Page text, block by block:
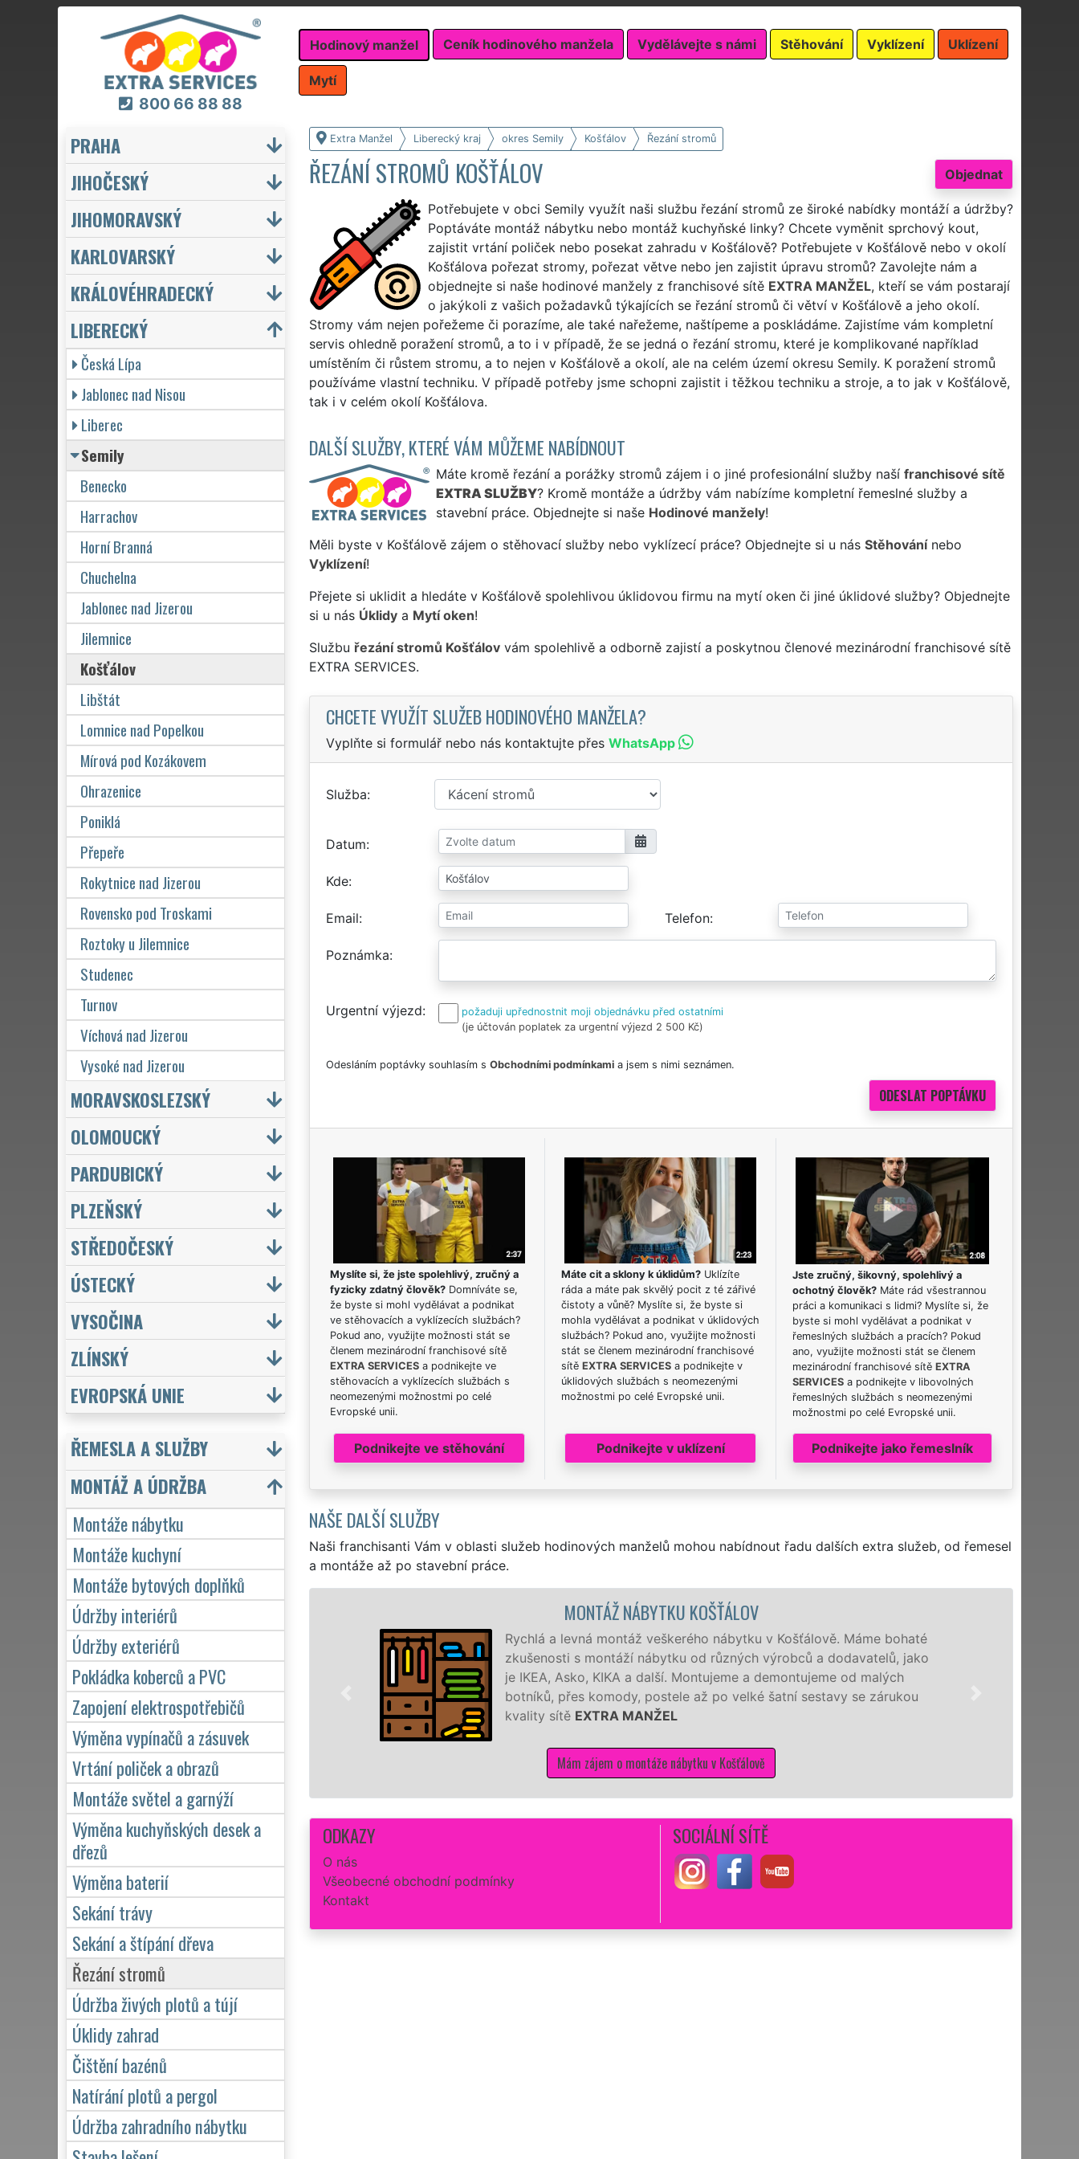
800 66 88 88
Hodinový manžel Ceník hodinového manžela Vydělávejte s námi Stěhování Vyklízení Uklízení
Mytí
Extra Manžel Liberecký kraj okres Semily Košťálov Řezání stromů
Objednat
ŘEZÁNÍ STROMŮ KOŠŤÁLOV
Potřebujete v obci Semily využít naši službu řezání stromů ze široké nabídky montáží a údržby?
Poptáváte montáž nábytku nebo montáž kuchyňské linky? Chcete vyměnit sprchový kout,
zajistit vrtání poliček nebo posekat zahradu v Košťálově? Potřebujete v Košťálově nebo v okolí
Košťálova pořezat stromy, pořezat větve nebo jen zajistit úpravu stromů? Zavolejte nám a
objednejte si naše hodinové manžely z franchisové sítě EXTRA MANŽEL, kteří se vám postarají
o jakýkoli z vašich požadavků týkajících se řezání stromů či větví v Košťálově a jeho okolí.
Stromy vám nejen pořežeme či porazíme, ale také nařežeme, naštípeme a poskládáme. Zajistíme vám kompletní
servis ohledně poražení stromů, a to i v případě, že se jedná o řezání stromu, které je komplikované například
umístěním či růstem stromu, a to nejen v Košťálově a okolí, ale na celém území okresu Semily. K poražení stromů
používáme vlastní techniku. V případě potřeby jsme schopni zajistit i těžkou techniku a stroje, a to jak v Košťálově,
tak i v celém okolí Košťálova.
DALŠÍ SLUŽBY, KTERÉ VÁM MŮŽEME NABÍDNOUT
Máte kromě řezání a porážky stromů zájem i o jiné profesionální služby naší franchisové sítě
EXTRA SLUŽBY? Kromě montáže a údržby vám nabízíme kompletní řemeslné služby a
stavební práce. Objednejte si naše Hodinové manžely!
Měli byste v Košťálově zájem o stěhovací služby nebo vyklízecí práce? Objednejte si u nás Stěhovánínebo
Vyklízení!
Přejete si uklidit a hledáte v Košťálově spolehlivou úklidovou firmu na mytí oken či jiné úklidové služby? Objednejte
si u nás Úklidya Mytí oken!
Službu řezání stromů Košťálovvám spolehlivě a odborně zajistí a poskytnou členové mezinárodní franchisové sítě
EXTRA SERVICES.
CHCETE VYUŽÍT SLUŽEB HODINOVÉHO MANŽELA?
Vyplňte si formulář nebo nás kontaktujte přes WhatsApp
Služba
Datum
Kde
Email Telefon
Poznámka
Urgentní výjezd
požaduji upřednostnit moji objednávku před ostatními
(je účtován poplatek za urgentní výjezd 2 500 Kč)
Odesláním poptávky souhlasím s Obchodními podmínkamia jsem s nimi seznámen.
Myslíte si, že jste spolehlivý, zručný a
fyzicky zdatný člověk?Domníváte se,
že byste si mohl vydělávat a podnikat
ve stěhovacích a vyklízecích službách?
Pokud ano, využijte možnosti stát se
členem mezinárodní franchisové sítě
EXTRA SERVICESa podnikejte ve
stěhovacích a vyklízecích službách s
neomezenými možnostmi po celé
Evropské unii.
Podnikejte ve stěhování
Máte cit a sklony k úklidům?Uklízíte
ráda a máte pak skvělý pocit z té zářivé
čistoty a vůně? Myslíte si, že byste si
mohla vydělávat a podnikat v úklidových
službách? Pokud ano, využijte možnosti
stát se členem mezinárodní franchisové
sítě EXTRA SERVICESa podnikejte v
úklidových službách s neomezenými
možnostmi po celé Evropské unii.
Podnikejte v uklízení
Jste zručný, šikovný, spolehlivý a
ochotný člověk? Máte rád všestrannou
práci a komunikaci s lidmi? Myslíte si, že
byste si mohl vydělávat a podnikat v
řemeslných službách a pracích? Pokud
ano, využijte možnosti stát se členem
mezinárodní franchisové sítěEXTRA
SERVICES a podnikejte v libovolných
řemeslných službách s neomezenými
možnostmi po celé Evropské unii.
Podnikejte jako řemeslník
NAŠE DALŠÍ SLUŽBY
Naši franchisanti Vám v oblasti služeb hodinových manželů mohou nabídnout řadu dalších extra služeb, od řemesel
a montáže až po stavební práce.
MONTÁŽ NÁBYTKU KOŠŤÁLOV
Rychlá a levná montáž veškerého nábytku v Košťálově. Máme bohaté
zkušenosti s montáží nábytku od různých výrobců a dodavatelů, jako
je IKEA, Asko, KIKA a další. Montujeme a demontujeme od malých
botníků, přes komody, postele až po velké šatní sestavy se zárukou
kvality sítěEXTRA MANŽEL
Mám zájem o montáže nábytku v Košťálově
ODKAZY
O nás
Všeobecné obchodní podmínky
Kontakt
SOCIÁLNÍ SÍTĚ
PRAHA
JIHOČESKÝ
JIHOMORAVSKÝ
KARLOVARSKÝ
KRÁLOVÉHRADECKÝ
LIBERECKÝ
Česká Lípa
Jablonec nad Nisou
Liberec
Semily
Benecko
Harrachov
Horní Branná
Chuchelna
Jablonec nad Jizerou
Jilemnice
Košťálov
Libštát
Lomnice nad Popelkou
Mírová pod Kozákovem
Ohrazenice
Poniklá
Přepeře
Rokytnice nad Jizerou
Rovensko pod Troskami
Roztoky u Jilemnice
Studenec
Turnov
Víchová nad Jizerou
Vysoké nad Jizerou
MORAVSKOSLEZSKÝ
OLOMOUCKÝ
PARDUBICKÝ
PLZEŇSKÝ
STŘEDOČESKÝ
ÚSTECKÝ
VYSOČINA
ZLÍNSKÝ
EVROPSKÁ UNIE
ŘEMESLA A SLUŽBY
MONTÁŽ A ÚDRŽBA
Montáže nábytku
Montáže kuchyní
Montáže bytových doplňků
Údržby interiérů
Údržby exteriérů
Pokládka koberců a PVC
Zapojení elektrospotřebičů
Výměna vypínačů a zásuvek
Vrtání poliček a obrazů
Montáže světel a garnýží
Výměna kuchyňských desek a
dřezů
Výměna baterií
Sekání trávy
Sekání a štípání dřeva
Řezání stromů
Údržba živých plotů a tújí
Úklidy zahrad
Čištění bazénů
Natírání plotů a pergol
Údržba zahradního nábytku